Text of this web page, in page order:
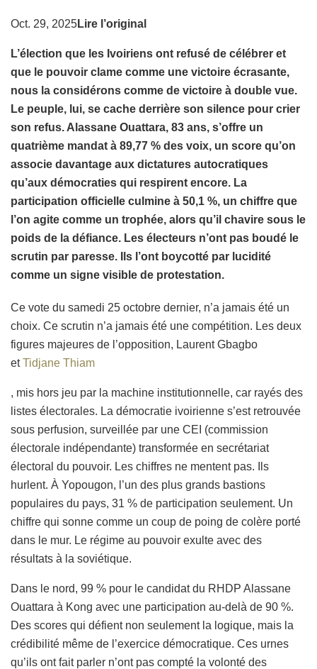
Oct. 29, 2025Lire l’original
L’élection que les Ivoiriens ont refusé de célébrer et
que le pouvoir clame comme une victoire écrasante,
nous la considérons comme de victoire à double vue.
Le peuple, lui, se cache derrière son silence pour crier
son refus. Alassane Ouattara, 83 ans, s’offre un
quatrième mandat à 89,77 % des voix, un score qu’on
associe davantage aux dictatures autocratiques
qu’aux démocraties qui respirent encore. La
participation officielle culmine à 50,1 %, un chiffre que
l’on agite comme un trophée, alors qu’il chavire sous le
poids de la défiance. Les électeurs n’ont pas boudé le
scrutin par paresse. Ils l’ont boycotté par lucidité
comme un signe visible de protestation.
Ce vote du samedi 25 octobre dernier, n’a jamais été un
choix. Ce scrutin n’a jamais été une compétition. Les deux
figures majeures de l’opposition, Laurent Gbagbo
etTidjane Thiam
, mis hors jeu par la machine institutionnelle, car rayés des
listes électorales. La démocratie ivoirienne s’est retrouvée
sous perfusion, surveillée par une CEI (commission
électorale indépendante) transformée en secrétariat
électoral du pouvoir. Les chiffres ne mentent pas. Ils
hurlent. À Yopougon, l’un des plus grands bastions
populaires du pays, 31 % de participation seulement. Un
chiffre qui sonne comme un coup de poing de colère porté
dans le mur. Le régime au pouvoir exulte avec des
résultats à la soviétique.
Dans le nord, 99 % pour le candidat du RHDP Alassane
Ouattara à Kong avec une participation au-delà de 90 %.
Des scores qui défient non seulement la logique, mais la
crédibilité même de l’exercice démocratique. Ces urnes
qu’ils ont fait parler n’ont pas compté la volonté des